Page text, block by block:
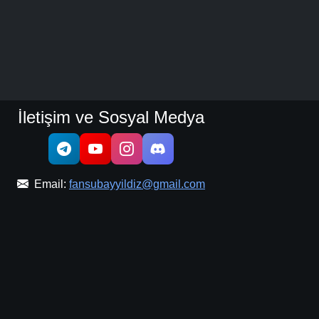
İletişim ve Sosyal Medya
Email: fansubayyildiz@gmail.com